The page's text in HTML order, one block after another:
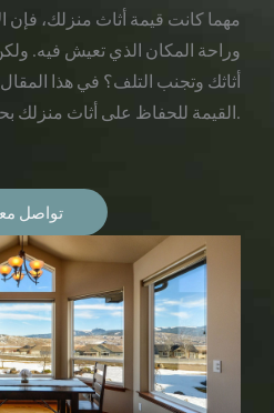
مهما كانت قيمة أثاث منزلك، فإن
وراحة المكان الذي تعيش فيه.
أثاثك وتجنب التلف؟ في هذا
القيمة للحفاظ على أثاث منزلك بحالة جيدة وتجنب التلف.
تواصل